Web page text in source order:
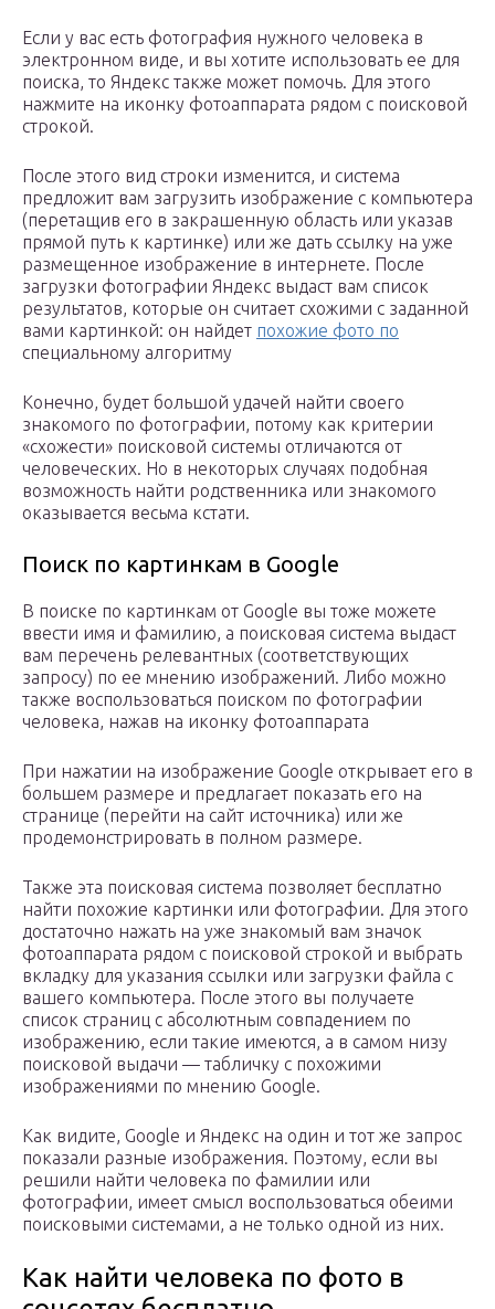
Если у вас есть фотография нужного человека в
электронном виде, и вы хотите использовать ее для
поиска, то Яндекс также может помочь. Для этого
нажмите на иконку фотоаппарата рядом с поисковой
строкой.
После этого вид строки изменится, и система
предложит вам загрузить изображение с компьютера
(перетащив его в закрашенную область или указав
прямой путь к картинке) или же дать ссылку на уже
размещенное изображение в интернете. После
загрузки фотографии Яндекс выдаст вам список
результатов, которые он считает схожими с заданной
вами картинкой: он найдет похожие фото по
специальному алгоритму
Конечно, будет большой удачей найти своего
знакомого по фотографии, потому как критерии
«схожести» поисковой системы отличаются от
человеческих. Но в некоторых случаях подобная
возможность найти родственника или знакомого
оказывается весьма кстати.
Поиск по картинкам в Google
В поиске по картинкам от Google вы тоже можете
ввести имя и фамилию, а поисковая система выдаст
вам перечень релевантных (соответствующих
запросу) по ее мнению изображений. Либо можно
также воспользоваться поиском по фотографии
человека, нажав на иконку фотоаппарата
При нажатии на изображение Google открывает его в
большем размере и предлагает показать его на
странице (перейти на сайт источника) или же
продемонстрировать в полном размере.
Также эта поисковая система позволяет бесплатно
найти похожие картинки или фотографии. Для этого
достаточно нажать на уже знакомый вам значок
фотоаппарата рядом с поисковой строкой и выбрать
вкладку для указания ссылки или загрузки файла с
вашего компьютера. После этого вы получаете
список страниц с абсолютным совпадением по
изображению, если такие имеются, а в самом низу
поисковой выдачи — табличку с похожими
изображениями по мнению Google.
Как видите, Google и Яндекс на один и тот же запрос
показали разные изображения. Поэтому, если вы
решили найти человека по фамилии или
фотографии, имеет смысл воспользоваться обеими
поисковыми системами, а не только одной из них.
Как найти человека по фото в